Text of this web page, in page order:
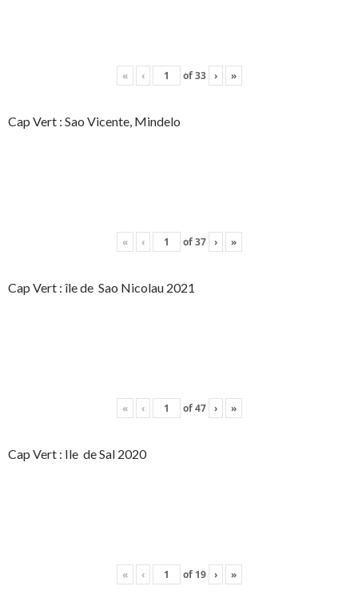
« ‹ of33 › »
Cap Vert : Sao Vicente, Mindelo
« ‹ of37 › »
Cap Vert : île de Sao Nicolau 2021
« ‹ of47 › »
Cap Vert : Ile de Sal 2020
« ‹ of 19 › »